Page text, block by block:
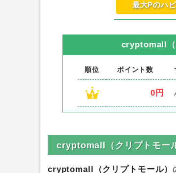
最大Pのハ
cryptomall（
順位 ポイント数
0円